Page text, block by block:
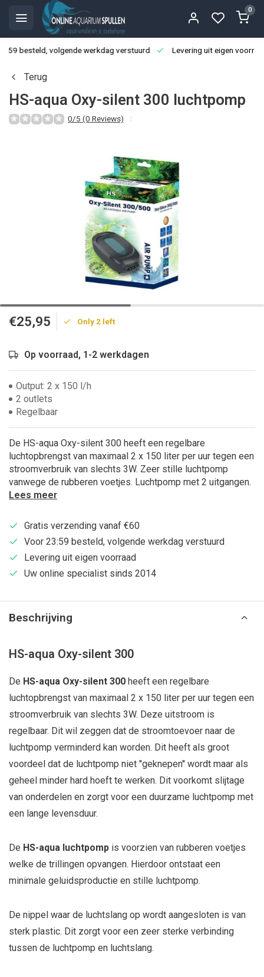
0
besteld, volgende werkdag verstuurd Levering uit eigen
Terug
HS-aqua Oxy-silent 300 luchtpomp
0/5 (0 Reviews)
€25,95 Only 2 left
Op voorraad, 1-2 werkdagen
Output: 2 x 150 l/h
2 outlets
Regelbaar
De HS-aqua Oxy-silent 300 heeft een regelbare
luchtopbrengst van maximaal 2 x 150 liter per uur tegen een
stroomverbruik van slechts 3W. Zeer stille luchtpomp
vanwege de rubberen voetjes. Luchtpomp met 2 uitgangen.
Lees meer
Gratis verzending vanaf €60
Voor 23:59 besteld, volgende werkdag verstuurd
Levering uit eigen voorraad
Uw online specialist sinds 2014
Beschrijving
HS-aqua Oxy-silent 300
De HS-aqua Oxy-silent 300 heeft een regelbare
luchtopbrengst van maximaal 2 x 150 liter per uur tegen een
stroomverbruik van slechts 3W. Deze uitstroom is
regelbaar. Dit wil zeggen dat de stroomtoevoer naar de
luchtpomp verminderd kan worden. Dit heeft als groot
voordeel dat de luchtpomp niet ''geknepen'' wordt maar als
geheel minder hard hoeft te werken. Dit voorkomt slijtage
van onderdelen en zorgt voor een duurzame luchtpomp met
een lange levensduur.
De HS-aqua luchtpomp is voorzien van rubberen voetjes
welke de trillingen opvangen. Hierdoor ontstaat een
minimale geluidsproductie en stille luchtpomp.
De nippel waar de luchtslang op wordt aangesloten is van
sterk plastic. Dit zorgt voor een zeer sterke verbinding
tussen de luchtpomp en luchtslang.